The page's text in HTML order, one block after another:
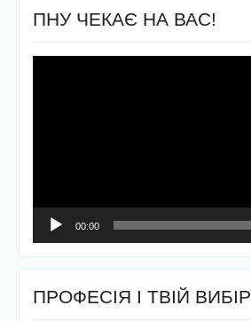
ПНУ ЧЕКАЄ НА ВАС!
00:00
ПРОФЕСІЯ І ТВІЙ ВИБІР